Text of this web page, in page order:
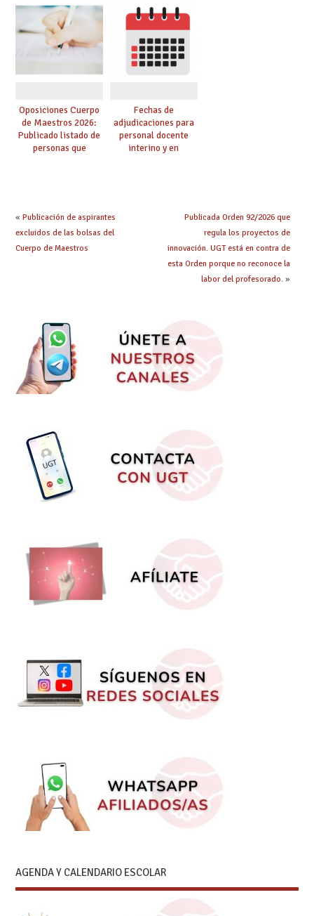
Cuerpo de Maestros
de especialidades
convocadas a
oposición
de manera
telemática, sin exigir
presencialidad en el
centro
Oposiciones Cuerpo
de Maestros 2026:
Publicado listado de
personas que
Fechas de
adjudicaciones para
personal docente
interino y en
« Publicación de aspirantes
excluidos de las bolsas del
Cuerpo de Maestros
Publicada Orden 92/2026 que
regula los proyectos de
innovación. UGT está en contra de
esta Orden porque no reconoce la
labor del profesorado.»
AGENDA Y CALENDARIO ESCOLAR